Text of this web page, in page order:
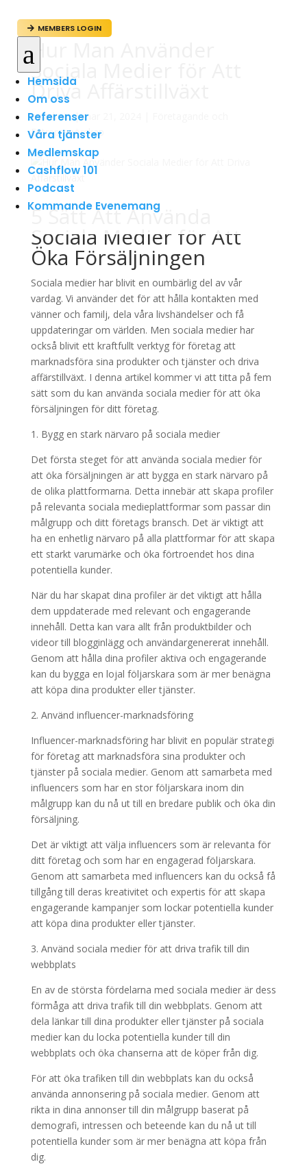
 MEMBERS LOGIN
a
Hemsida
Om oss
Referenser
Våra tjänster
Medlemskap
Cashflow 101
Podcast
Kommande Evenemang
Hur Man Använder
Sociala Medier för Att
Driva Affärstillväxt
avadmin|mar 21, 2024
Entreprenörskap
5 Sätt Att Använda
Sociala Medier för Att
Öka Försäljningen
Sociala medier har blivit en oumbärlig del av vår
vardag. Vi använder det för att hålla kontakten med
vänner och familj, dela våra livshändelser och få
uppdateringar om världen. Men sociala medier har
också blivit ett kraftfullt verktyg för företag att
marknadsföra sina produkter och tjänster och driva
affärstillväxt. I denna artikel kommer vi att titta på fem
sätt som du kan använda sociala medier för att öka
försäljningen för ditt företag.
1. Bygg en stark närvaro på sociala medier
Det första steget för att använda sociala medier för
att öka försäljningen är att bygga en stark närvaro på
de olika plattformarna. Detta innebär att skapa profiler
på relevanta sociala medieplattformar som passar din
målgrupp och ditt företags bransch. Det är viktigt att
ha en enhetlig närvaro på alla plattformar för att skapa
ett starkt varumärke och öka förtroendet hos dina
potentiella kunder.
När du har skapat dina profiler är det viktigt att hålla
dem uppdaterade med relevant och engagerande
innehåll. Detta kan vara allt från produktbilder och
videor till blogginlägg och användargenererat innehåll.
Genom att hålla dina profiler aktiva och engagerande
kan du bygga en lojal följarskara som är mer benägna
att köpa dina produkter eller tjänster.
2. Använd influencer-marknadsföring
Influencer-marknadsföring har blivit en populär strategi
för företag att marknadsföra sina produkter och
tjänster på sociala medier. Genom att samarbeta med
influencers som har en stor följarskara inom din
målgrupp kan du nå ut till en bredare publik och öka din
försäljning.
Det är viktigt att välja influencers som är relevanta för
ditt företag och som har en engagerad följarskara.
Genom att samarbeta med influencers kan du också få
tillgång till deras kreativitet och expertis för att skapa
engagerande kampanjer som lockar potentiella kunder
att köpa dina produkter eller tjänster.
3. Använd sociala medier för att driva trafik till din
webbplats
En av de största fördelarna med sociala medier är dess
förmåga att driva trafik till din webbplats. Genom att
dela länkar till dina produkter eller tjänster på sociala
medier kan du locka potentiella kunder till din
webbplats och öka chanserna att de köper från dig.
För att öka trafiken till din webbplats kan du också
använda annonsering på sociala medier. Genom att
rikta in dina annonser till din målgrupp baserat på
demografi, intressen och beteende kan du nå ut till
potentiella kunder som är mer benägna att köpa från
dig.